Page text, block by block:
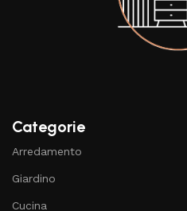
Categorie
Arredamento
Giardino
Cucina